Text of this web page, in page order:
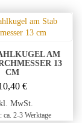
AM
13
CM
€
MwSt.
ca. 2-3 Werktage